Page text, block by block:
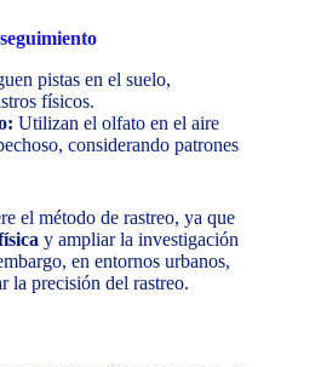
pistas en el suelo,
físicos.
Utilizan el olfato en el aire
considerando patrones
el método de rastreo, ya que
y ampliar la investigación
en entornos urbanos,
la precisión del rastreo.